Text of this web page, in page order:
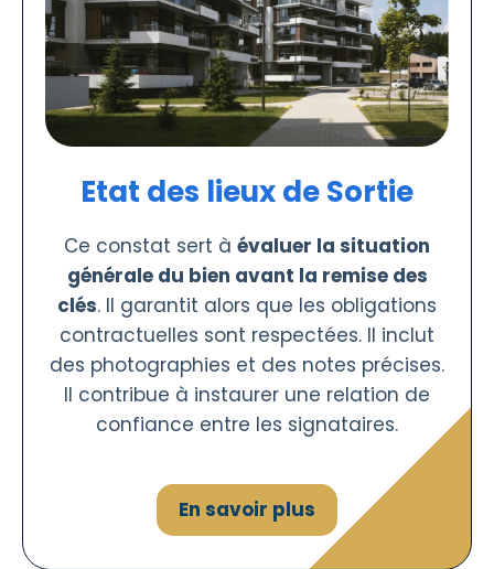
Etat des lieux de Sortie
Ce constat sert à évaluer la situation
générale du bien avant la remise des
clés. Il garantit alors que les obligations
contractuelles sont respectées. Il inclut
des photographies et des notes précises.
Il contribue à instaurer une relation de
confiance entre les signataires.
En savoir plus